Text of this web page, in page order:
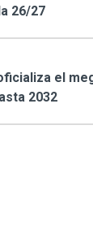
26/27
el
2032